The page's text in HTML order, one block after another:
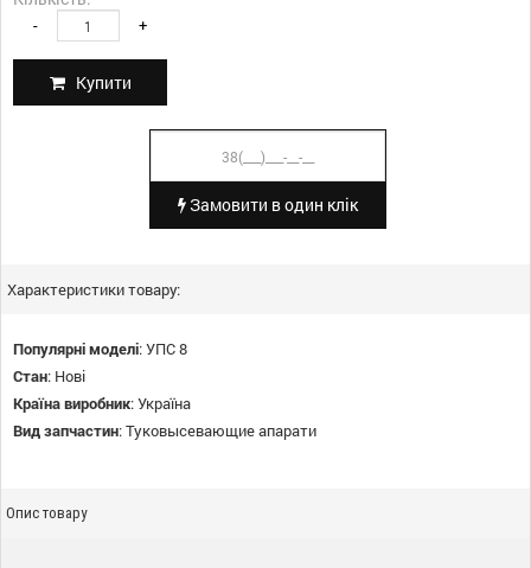
- +
Купити
Замовити в один клік
Характеристики товару:
Популярні моделі:УПС 8
Стан: Нові
Країна виробник:Україна
Вид запчастин:Туковысевающие апарати
Опис товару